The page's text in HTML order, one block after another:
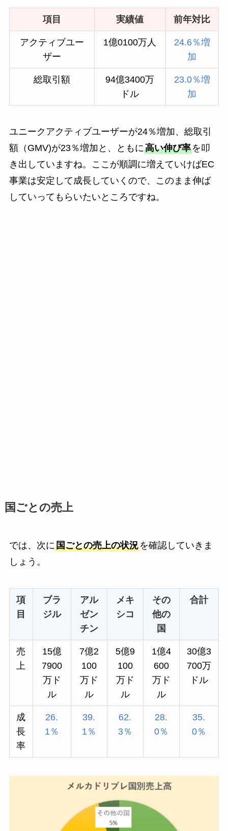
項目 実績値 前年対比
アクティブユー
ザー
1億0100万人
24.6％増
加
総取引額
94億3400万
ドル
23.0％増
加
ユニークアクティブユーザーが24％増加、総取引
額（GMV)が23％増加と、ともに高い伸び率を叩
き出していますね。ここが順調に増えていけばEC
事業は安定して成長していくので、このまま伸ば
していってもらいたいところですね。
国ごとの売上
では、次に国ごとの売上の状況を確認していきま
しょう。
項
目
ブラ
ジル
アル
ゼン
チン
メキ
シコ
その
他の
国
合計
売
上
15億
7900
万ド
ル
7億2
100
万ド
ル
5億9
100
万ド
ル
1億4
600
万ド
ル
30億3
700万
ドル
成
長
率
26.
1％
39.
1％
62.
3％
28.
0％
35.
0％